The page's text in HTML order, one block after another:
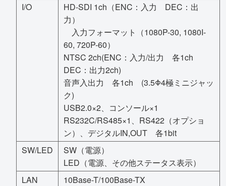
I/O
HD-SDI 1ch（ENC：入力 DEC：出
力）
入力フォーマット（1080P-30, 1080I-
60, 720P-60）
NTSC 2ch(ENC：入力/出力 各1ch
DEC：出力2ch)
音声入出力 各1ch (3.5Φ4極ミニジャッ
ク)
USB2.0×2、コンソール×1
RS232C/RS485×1、RS422（オプショ
ン）、デジタルIN,OUT 各1bit
SW/LED
SW（電源）
LED（電源、その他ステータス表示）
LAN
10Base-T/100Base-TX